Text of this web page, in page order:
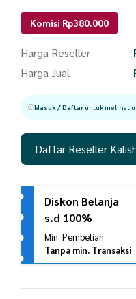
Komisi Rp380.000
Harga Reseller
Harga Jual
Masuk / Daftaruntuk melihat
Daftar Reseller
Diskon Belanja
s.d 100%
Min. Pembelian
Tanpa min. Transaksi